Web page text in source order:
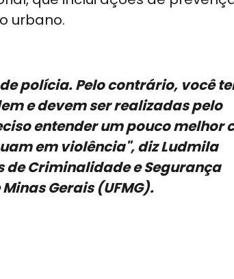
urbano.
polícia. Pelo contrário, você
e devem ser realizadas pelo
entender um pouco melhor
em violência", diz Ludmila
de Criminalidade e Segurança
Gerais (UFMG).